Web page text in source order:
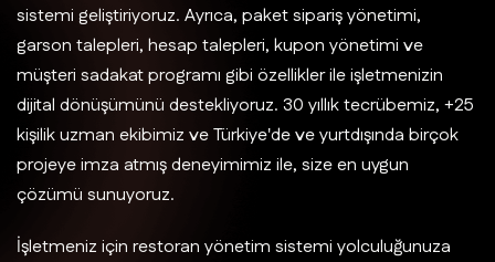
sistemi geliştiriyoruz. Ayrıca, paket sipariş yönetimi,
garson talepleri, hesap talepleri, kupon yönetimi ve
müşteri sadakat programı gibi özellikler ile işletmenizin
dijital dönüşümünü destekliyoruz. 30 yıllık tecrübemiz, +25
kişilik uzman ekibimiz ve Türkiye'de ve yurtdışında birçok
projeye imza atmış deneyimimiz ile, size en uygun
çözümü sunuyoruz.
İşletmeniz için restoran yönetim sistemi yolculuğunuza